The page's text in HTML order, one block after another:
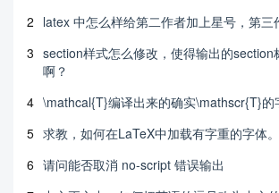
2 latex 中怎么样给第二作者加上星号，第三
3 section样式怎么修改，使得输出的section
啊？
4 \mathcal{T}编译出来的确实\mathscr{T}的
5 求教，如何在LaTeX中加载有字重的字体。
6 请问能否取消 no-script 错误输出